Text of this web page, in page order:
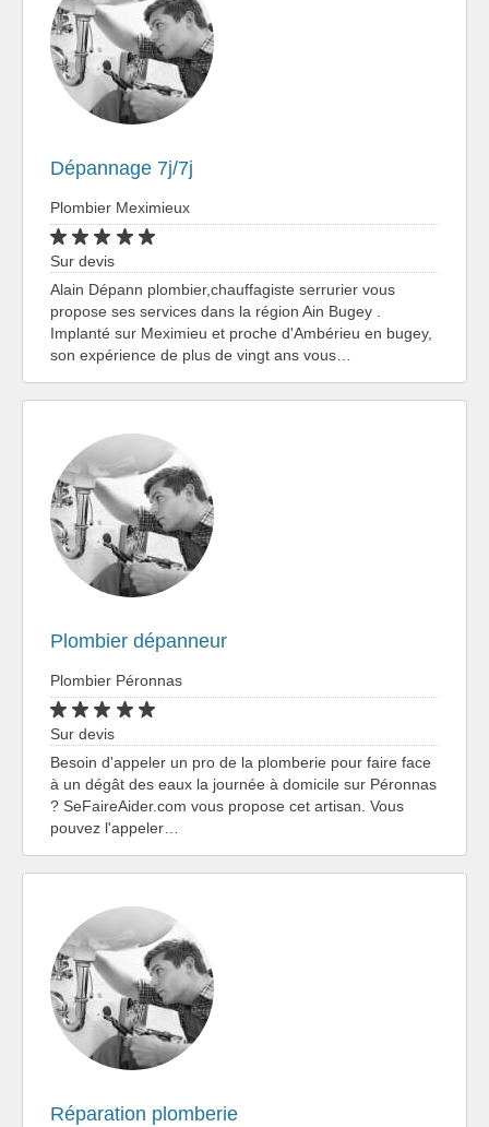
Dépannage 7j/7j
Plombier Meximieux
Sur devis
Alain Dépann plombier,chauffagiste serrurier vous
propose ses services dans la région Ain Bugey .
Implanté sur Meximieu et proche d'Ambérieu en bugey,
son expérience de plus de vingt ans vous…
Plombier dépanneur
Plombier Péronnas
Sur devis
Besoin d'appeler un pro de la plomberie pour faire face
à un dégât des eaux la journée à domicile sur Péronnas
? SeFaireAider.com vous propose cet artisan. Vous
pouvez l'appeler…
Réparation plomberie